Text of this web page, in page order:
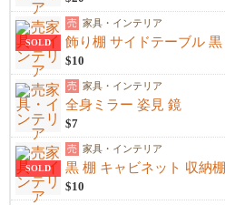
SOLD
売 家具・インテリア
飾り棚 サイドテーブル 黒
$10
売 家具・インテリア
全身ミラー 姿見 鏡
$7
SOLD
売 家具・インテリア
黒 棚 キャビネット 収納棚
$10